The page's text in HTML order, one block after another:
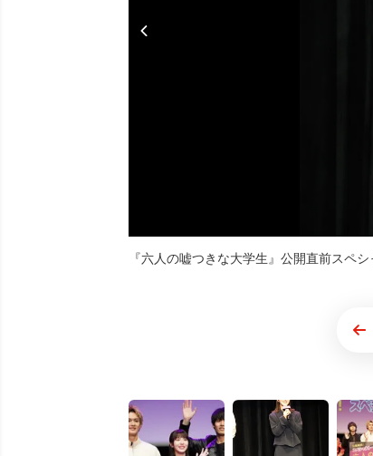
『六人の嘘つきな大学生』公開直前スペ